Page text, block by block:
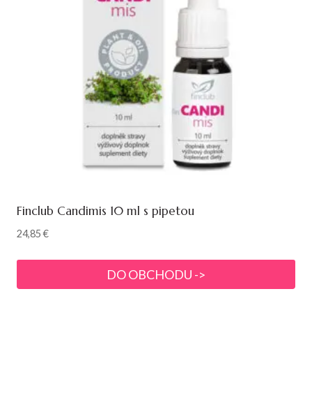
Finclub Candimis 10 ml s pipetou
24,85€
DO OBCHODU ->